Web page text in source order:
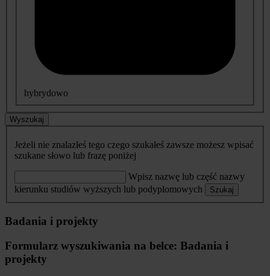
hybrydowo
Wyszukaj
Jeżeli nie znalazłeś tego czego szukałeś zawsze możesz wpisać
szukane słowo lub frazę poniżej
Wpisz nazwę lub część nazwy
kierunku studiów wyższych lub podyplomowych
Szukaj
Badania i projekty
Formularz wyszukiwania na belce: Badania i
projekty